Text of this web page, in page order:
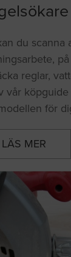
du scanna
reglar,
vår
för
LÄS MER